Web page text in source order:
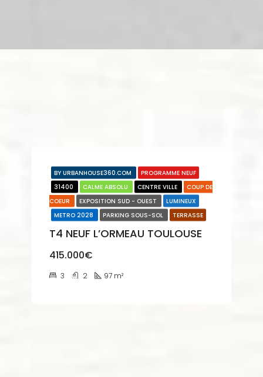
BY URBANHOUSE360.COM
PROGRAMME NEUF
31400
CALME ABSOLU CENTRE VILLE
COUP DE
COEUR
EXPOSITION SUD - OUEST
LUMINEUX
METRO 2028
PARKING SOUS-SOL TERRASSE
T4 NEUF L’ORMEAU TOULOUSE
415.000€
3 2 97 m²